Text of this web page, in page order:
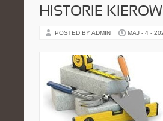
HISTORIE
POSTED BY ADMIN MAJ - 4 -